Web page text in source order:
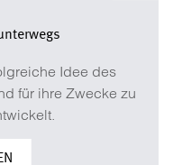
Idee des
für ihre Zwecke zu